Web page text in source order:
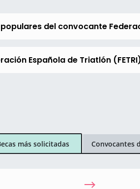
del convocante
Española de Triatlón
más solicitadas Convocantes